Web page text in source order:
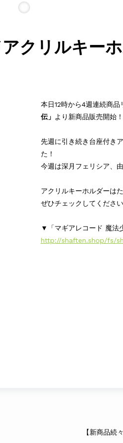
クリルキー
本日12時から4週連続商品
伝」 より新商品販売開始！
先週に引き続き台座付き
た！
今週は深月フェリシア、
アクリルキーホルダーは
ぜひチェックしてくださ
▼「マギアレコード 魔法
http://shaften.shop/fs/